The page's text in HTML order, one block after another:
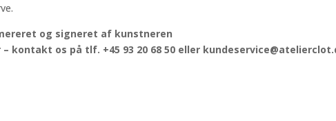
og signeret af kunstneren
kontakt os på tlf. +45 93 20 68 50 eller